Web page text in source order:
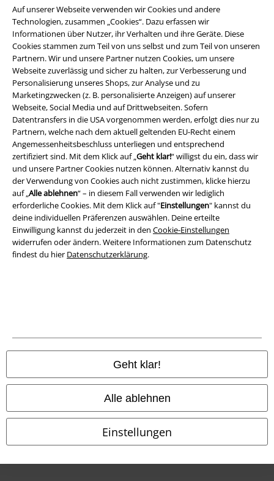
Auf unserer Webseite verwenden wir Cookies und andere
Technologien, zusammen „Cookies“. Dazu erfassen wir
Informationen über Nutzer, ihr Verhalten und ihre Geräte. Diese
Cookies stammen zum Teil von uns selbst und zum Teil von unseren
Partnern. Wir und unsere Partner nutzen Cookies, um unsere
Webseite zuverlässig und sicher zu halten, zur Verbesserung und
Personalisierung unseres Shops, zur Analyse und zu
Marketingzwecken (z. B. personalisierte Anzeigen) auf unserer
Webseite, Social Media und auf Drittwebseiten. Sofern
Datentransfers in die USA vorgenommen werden, erfolgt dies nur zu
Partnern, welche nach dem aktuell geltenden EU-Recht einem
Angemessenheitsbeschluss unterliegen und entsprechend
zertifiziert sind. Mit dem Klick auf „Geht klar!“ willigst du ein, dass wir
und unsere Partner Cookies nutzen können. Alternativ kannst du
der Verwendung von Cookies auch nicht zustimmen, klicke hierzu
auf „Alle ablehnen“ – in diesem Fall verwenden wir lediglich
erforderliche Cookies. Mit dem Klick auf "Einstellungen" kannst du
deine individuellen Präferenzen auswählen. Deine erteilte
Einwilligung kannst du jederzeit in den Cookie-Einstellungen
widerrufen oder ändern. Weitere Informationen zum Datenschutz
findest du hier Datenschutzerklärung.
Geht klar!
Alle ablehnen
Einstellungen
Rechtliches
AGB
Impressum
Datenschutz
Entsorgung und Umweltschutz
Konformitätserklärung
Information zur Barrierefreiheit
© 1986-2026 E.M.P. Merchandising HGmbH
EMP Online Shops